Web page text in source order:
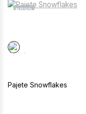
NOVO
Pajete Snowflakes